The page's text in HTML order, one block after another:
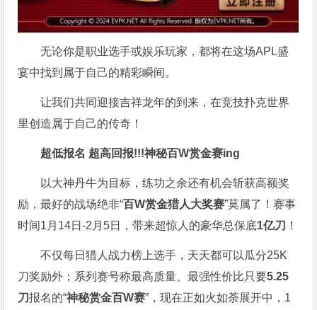
无论你是职业选手或娱乐玩家，都将在这场APL盛
宴中找到属于自己的精彩瞬间。
让我们共同迎接吉祥龙年的到来，在竞技扑克世界
里创造属于自己的传奇！
超低报名 超高回报!!!神秘百W赏金赛ing
以大神丹牛为目标，练功之余还有机会斩获高额奖
励，最好的战场绝非“百W赏金猎人大奖赛”莫属了！赛事
时间1月14日-2月5日，带来超惊人的豪华总保底1亿刀 ！
不仅每日猎人战力榜上选手，天天都可以瓜分25K
刀奖励外；系列赛号称最高质量、最强性价比只要5.25
刀报名的“神秘赏金百W赛”，现在正如火如荼展开中，1